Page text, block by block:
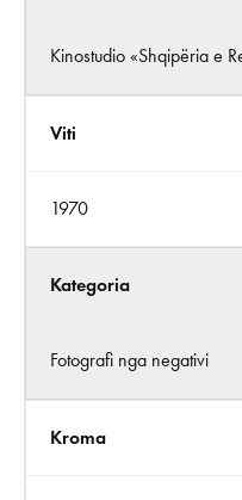
Kinostudio «Shqipëria e
Viti
1970
Kategoria
Fotografi nga negativi
Kroma